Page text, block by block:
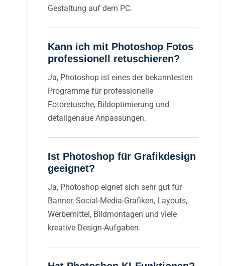
Gestaltung auf dem PC.
Kann ich mit Photoshop Fotos
professionell retuschieren?
Ja, Photoshop ist eines der bekanntesten
Programme für professionelle
Fotoretusche, Bildoptimierung und
detailgenaue Anpassungen.
Ist Photoshop für Grafikdesign
geeignet?
Ja, Photoshop eignet sich sehr gut für
Banner, Social-Media-Grafiken, Layouts,
Werbemittel, Bildmontagen und viele
kreative Design-Aufgaben.